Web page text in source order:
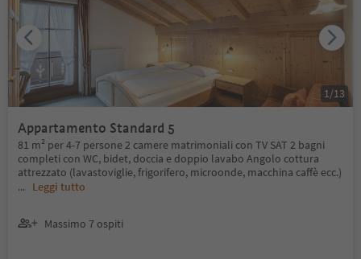
Appartamento Standard 5
81 m² per 4-7 persone 2 camere matrimoniali con TV SAT 2 bagni
completi con WC, bidet, doccia e doppio lavabo Angolo cottura
attrezzato (lavastoviglie, frigorifero, microonde, macchina caffè ecc.)
... Leggi tutto
Massimo 7 ospiti
1/13